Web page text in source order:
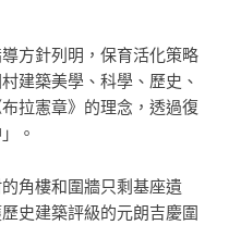
方針列明，保育活化策略
建築美學、科學、歷史、
拉憲章》的理念，透過復
。
角樓和圍牆只剩基座遺
史建築評級的元朗吉慶圍